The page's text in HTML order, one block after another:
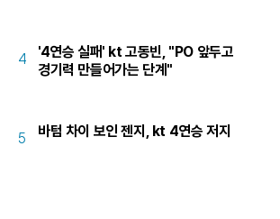
4
'4연승 실패' kt 고동빈, "PO 앞두고
경기력 만들어가는 단계"
5 바텀 차이 보인 젠지, kt 4연승 저지